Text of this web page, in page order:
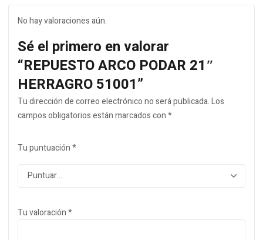
No hay valoraciones aún.
Sé el primero en valorar
“REPUESTO ARCO PODAR 21″
HERRAGRO 51001”
Tu dirección de correo electrónico no será publicada.Los
campos obligatorios están marcados con*
Tu puntuación*
Tu valoración*